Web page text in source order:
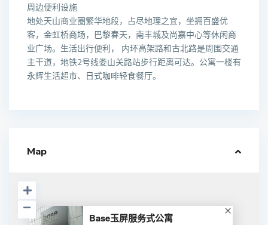
周边便利设施
地处天山商业圈繁华地段，占尽地理之宜，坐拥百盛优
客，金虹桥商场，巴黎春天，南丰城及尚嘉中心等休闲商
业广场。生活出行便利， 内环高架路和古北路是周围交通
主干道，地铁2号线娄山关路站步行距离可达。公寓一楼有
永辉生活超市、日式咖啡轻食餐厅。
Map
Base玉屏服务式公寓